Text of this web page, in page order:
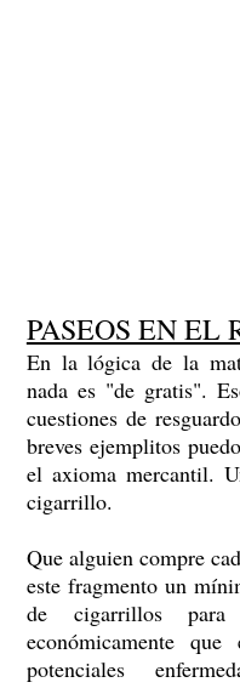
PASEOS EN EL
En la lógica de la
nada es "de gratis".
cuestiones de
breves ejemplitos
el axioma mercantil.
cigarrillo.
Que alguien compre
este fragmento un
de cigarrillos para
económicamente
potenciales